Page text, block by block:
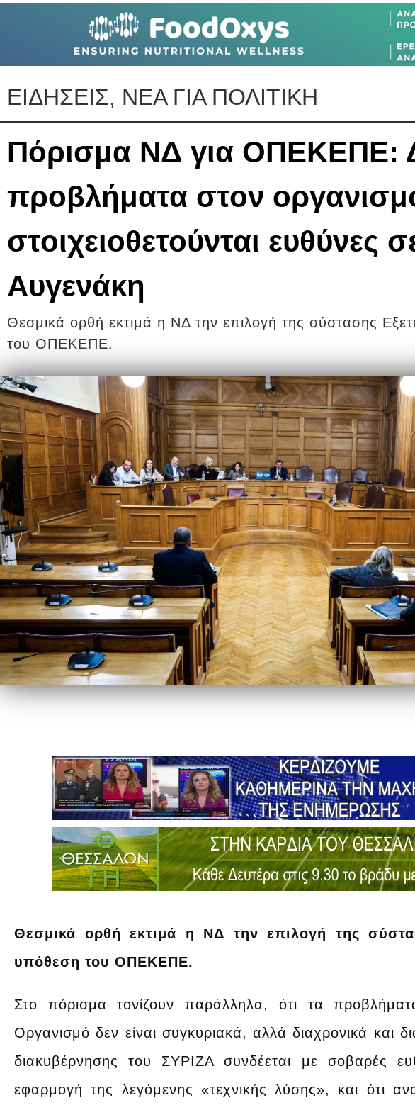
ΕΙΔΗΣΕΙΣ, ΝΕΑ ΓΙΑ ΠΟΛΙΤΙΚΗ
Πόρισμα ΝΔ για ΟΠΕΚΕΠΕ:
προβλήματα στον
στοιχειοθετούνται ευθύνες
Αυγενάκη
Θεσμικά ορθή εκτιμά η ΝΔ την επιλογή της σύστασης
του ΟΠΕΚΕΠΕ.
Θεσμικά ορθή εκτιμά η ΝΔ την επιλογή της
υπόθεση του ΟΠΕΚΕΠΕ.
Στο πόρισμα τονίζουν παράλληλα, ότι τα
Οργανισμό δεν είναι συγκυριακά, αλλά διαχρονικά και
διακυβέρνησης του ΣΥΡΙΖΑ συνδέεται με σοβαρές
εφαρμογή της λεγόμενης «τεχνικής λύσης», και ότι